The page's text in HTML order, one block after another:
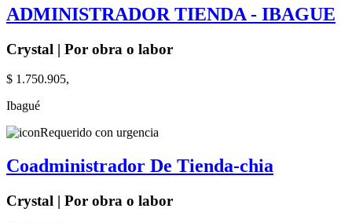
ADMINISTRADOR TIENDA - IBAGUE
Crystal | Por obra o labor
$ 1.750.905,
Ibagué
Requerido con urgencia
Coadministrador De Tienda-chia
Crystal | Por obra o labor